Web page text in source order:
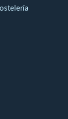
Con certificado